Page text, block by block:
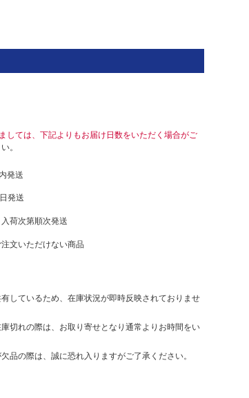
しては、下記よりもお届け日数をいただく場合がご
。
発送
発送
荷次第順次発送
文いただけない商品
しているため、在庫状況が即時反映されておりませ
切れの際は、お取り寄せとなり通常よりお時間をい
品の際は、誠に恐れ入りますがご了承ください。